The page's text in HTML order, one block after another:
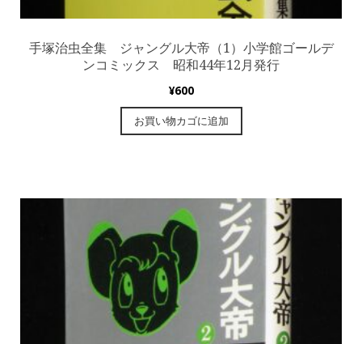
手塚治虫全集 ジャングル大帝（1）小学館ゴールデ
ンコミックス 昭和44年12月発行
¥600
お買い物カゴに追加